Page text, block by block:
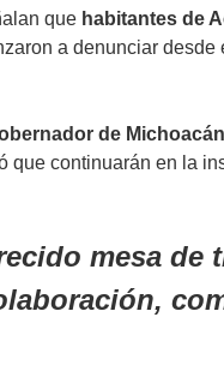
que habitantes de
a denunciar
de
que continuarán en la
mesa